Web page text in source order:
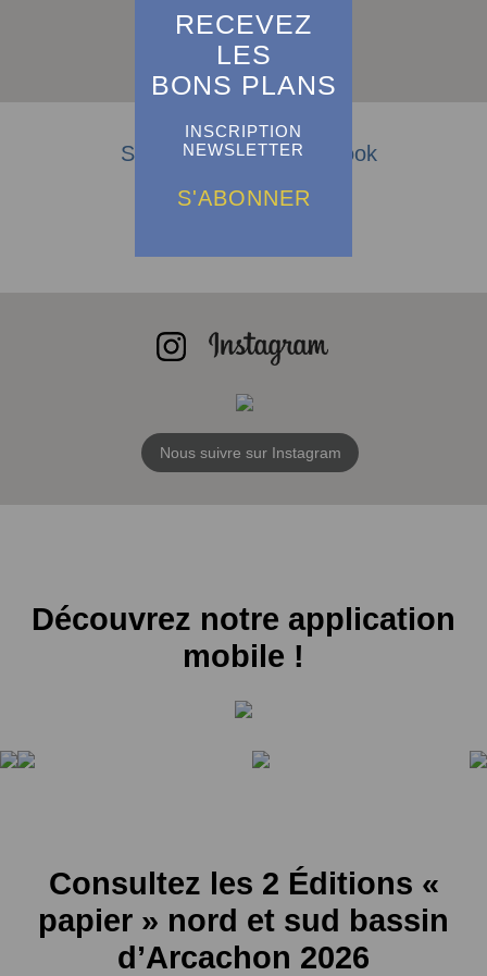
RECEVEZ
LES
BONS PLANS
INSCRIPTION
NEWSLETTER
S'ABONNER
S'abonner
Suivez-nous sur Facebook
Nous suivre sur Instagram
Découvrez notre application
mobile !
Consultez les 2 Éditions «
papier » nord et sud bassin
d’Arcachon 2026